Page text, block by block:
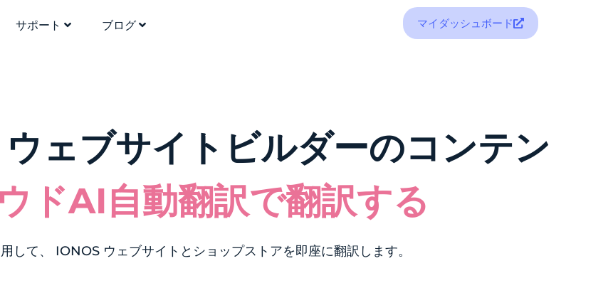
サポート ブログ マイダッシュボード
ェブサイトビルダーのコンテン
ドAI自動翻訳で翻訳する
して、 IONOS ウェブサイトとショップストアを即座に翻訳します。